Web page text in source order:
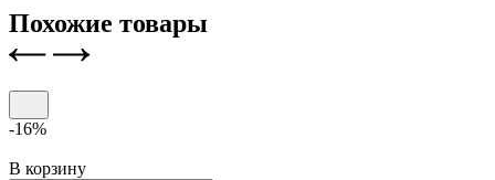
Похожие товары
-16%
В корзину